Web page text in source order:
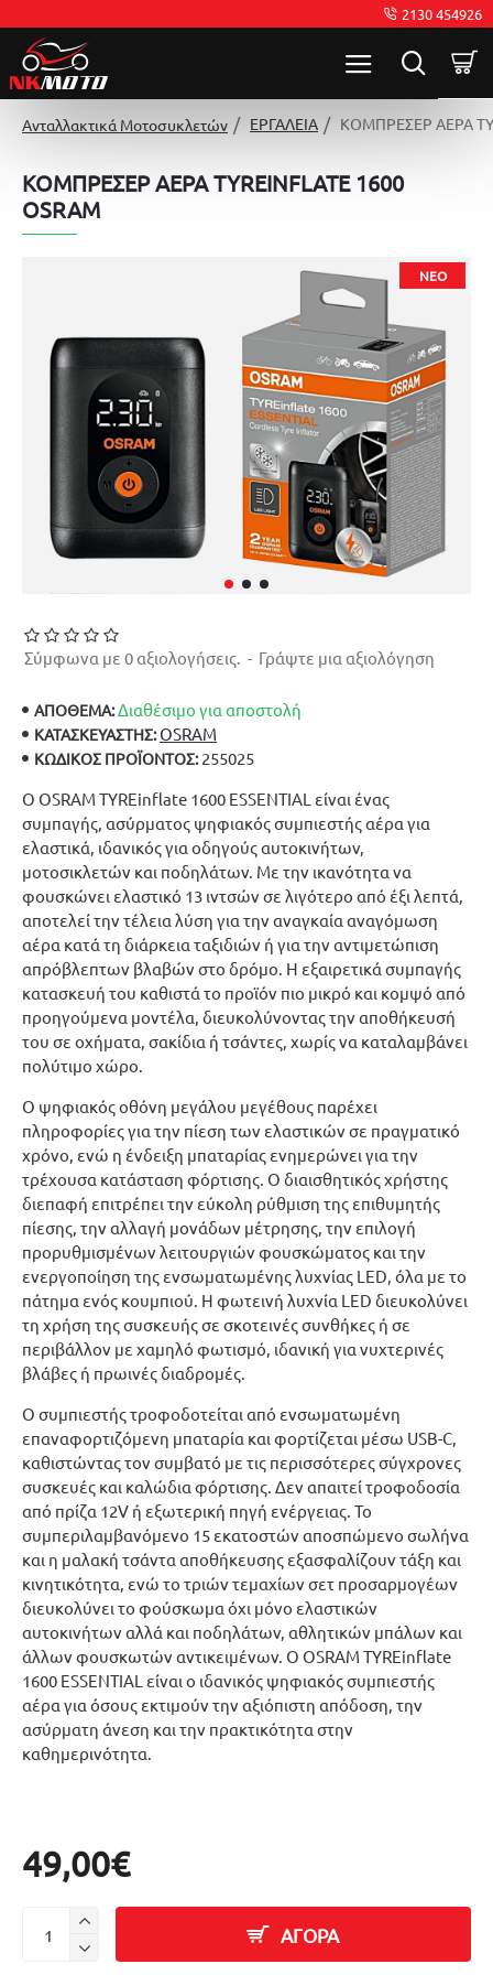
2130 454926
Ανταλλακτικά Μοτοσυκλετών ΕΡΓΑΛΕΙΑ ΚΟΜΠΡΕΣΕΡ ΑΕΡΑ
ΚΟΜΠΡΕΣΕΡ ΑΕΡΑ TYREINFLATE 1600
OSRAM
ΝΈΟ
Ο OSRAM TYREinflate 1600 ESSENTIAL είναι ένας
συμπαγής, ασύρματος ψηφιακός συμπιεστής αέρα για
ελαστικά, ιδανικός για οδηγούς αυτοκινήτων,
μοτοσικλετών και ποδηλάτων. Με την ικανότητα να
φουσκώνει ελαστικό 13 ιντσών σε λιγότερο από έξι λεπτά,
αποτελεί την τέλεια λύση για την αναγκαία αναγόμωση
αέρα κατά τη διάρκεια ταξιδιών ή για την αντιμετώπιση
απρόβλεπτων βλαβών στο δρόμο. Η εξαιρετικά συμπαγής
κατασκευή του καθιστά το προϊόν πιο μικρό και κομψό από
προηγούμενα μοντέλα, διευκολύνοντας την αποθήκευσή
του σε οχήματα, σακίδια ή τσάντες, χωρίς να καταλαμβάνει
πολύτιμο χώρο.
Ο ψηφιακός οθόνη μεγάλου μεγέθους παρέχει
πληροφορίες για την πίεση των ελαστικών σε πραγματικό
χρόνο, ενώ η ένδειξη μπαταρίας ενημερώνει για την
τρέχουσα κατάσταση φόρτισης. Ο διαισθητικός χρήστης
διεπαφή επιτρέπει την εύκολη ρύθμιση της επιθυμητής
πίεσης, την αλλαγή μονάδων μέτρησης, την επιλογή
προρυθμισμένων λειτουργιών φουσκώματος και την
ενεργοποίηση της ενσωματωμένης λυχνίας LED, όλα με το
πάτημα ενός κουμπιού. Η φωτεινή λυχνία LED διευκολύνει
τη χρήση της συσκευής σε σκοτεινές συνθήκες ή σε
περιβάλλον με χαμηλό φωτισμό, ιδανική για νυχτερινές
βλάβες ή πρωινές διαδρομές.
Ο συμπιεστής τροφοδοτείται από ενσωματωμένη
επαναφορτιζόμενη μπαταρία και φορτίζεται μέσω USB-C,
καθιστώντας τον συμβατό με τις περισσότερες σύγχρονες
συσκευές και καλώδια φόρτισης. Δεν απαιτεί τροφοδοσία
από πρίζα 12V ή εξωτερική πηγή ενέργειας. Το
συμπεριλαμβανόμενο 15 εκατοστών αποσπώμενο σωλήνα
και η μαλακή τσάντα αποθήκευσης εξασφαλίζουν τάξη και
κινητικότητα, ενώ το τριών τεμαχίων σετ προσαρμογέων
διευκολύνει το φούσκωμα όχι μόνο ελαστικών
αυτοκινήτων αλλά και ποδηλάτων, αθλητικών μπάλων και
άλλων φουσκωτών αντικειμένων. Ο OSRAM TYREinflate
1600 ESSENTIAL είναι ο ιδανικός ψηφιακός συμπιεστής
αέρα για όσους εκτιμούν την αξιόπιστη απόδοση, την
ασύρματη άνεση και την πρακτικότητα στην
καθημερινότητα.
ΑΠΟΘΕΜΑ:Διαθέσιμο για αποστολή
ΚΑΤΑΣΚΕΥΑΣΤΉΣ: OSRAM
ΚΩΔΙΚΌΣ ΠΡΟΪΌΝΤΟΣ: 255025
Σύμφωνα με 0 αξιολογήσεις. - Γράψτε μια αξιολόγηση
49,00€
ΑΓΟΡΑ